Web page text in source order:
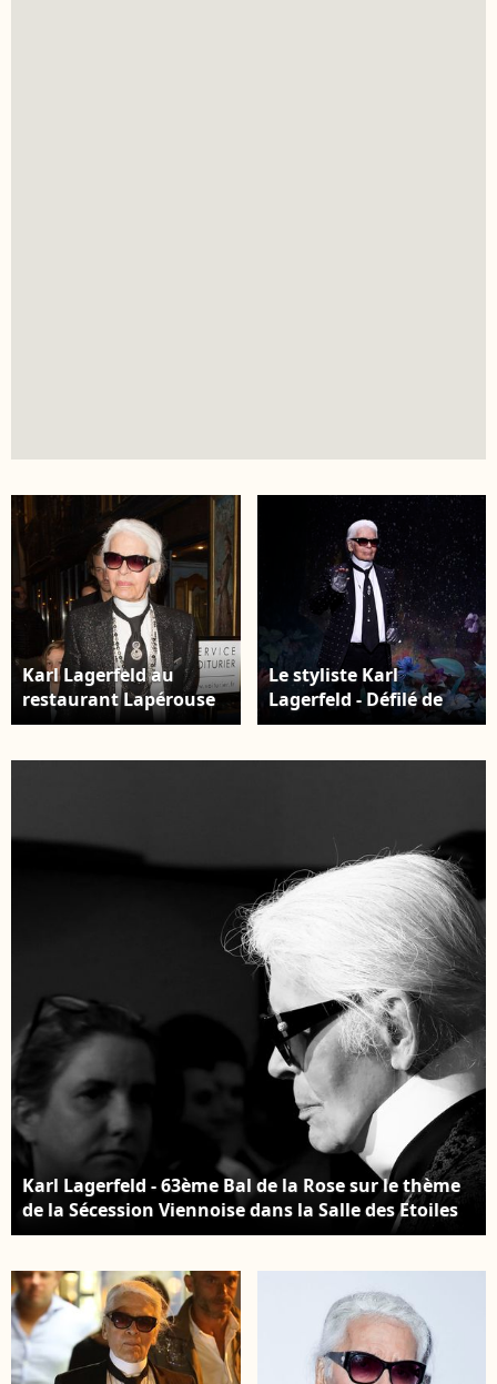
Karl Lagerfeld au
restaurant Lapérouse
pour la soirée V
Le styliste Karl
Lagerfeld - Défilé de
mode "Fendi",
©BestImage
Karl Lagerfeld - 63ème Bal de la Rose sur le thème
de la Sécession Viennoise dans la Salle des Etoiles
au Sporting Monte Carlo à Monaco, le 18 mars